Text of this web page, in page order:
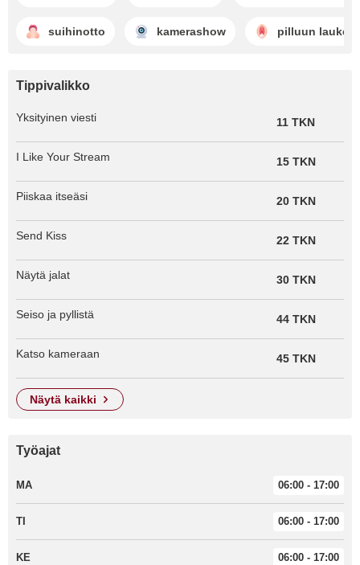
suihinotto kamerashow pilluun
Tippivalikko
Yksityinen viesti 11 TKN
I Like Your Stream 15 TKN
Piiskaa itseäsi 20 TKN
Send Kiss 22 TKN
Näytä jalat 30 TKN
Seiso ja pyllistä 44 TKN
Katso kameraan 45 TKN
näytä kaikki
Työajat
MA 06:00 - 17:00
TI 06:00 - 17:00
KE 06:00 - 17:00